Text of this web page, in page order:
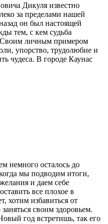
Дикуля известно
за пределами нашей
он был настоящей
тем, с кем судьба
Своим личным примером
упорство, трудолюбие и
чудеса. В городе Каунас
немного осталось до
мы подводим итоги,
и даем себе
все плохое в
хотим избавиться от
своим здоровьем.
год встретишь, так его